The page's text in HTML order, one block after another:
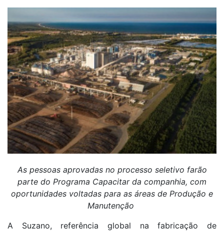
As pessoas aprovadas no processo seletivo farão
parte do Programa Capacitar da companhia, com
oportunidades voltadas para as áreas de Produção e
Manutenção
A Suzano, referência global na fabricação de